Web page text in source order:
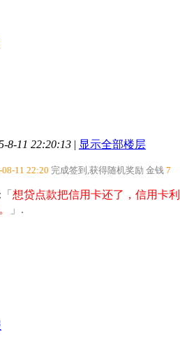
8-11 22:20:13 | 显示全部楼层
11 22:20 完成签到,获得随机奖励 金钱 7
想贷点款把信用卡还了，信用卡
」.